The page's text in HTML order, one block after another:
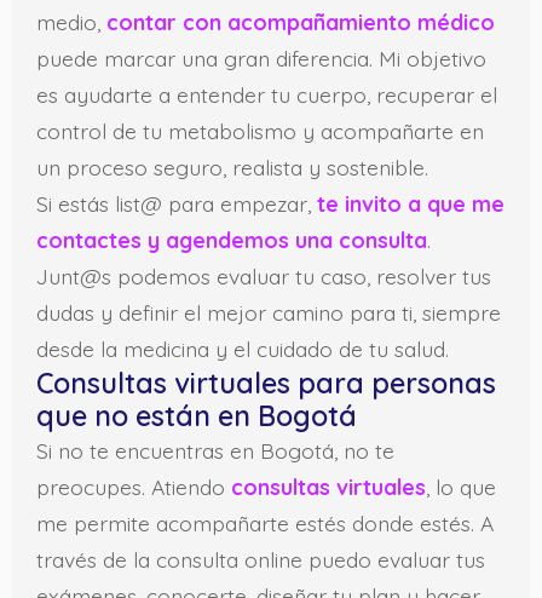
medio, contar con acompañamiento médico
puede marcar una gran diferencia. Mi objetivo
es ayudarte a entender tu cuerpo, recuperar el
control de tu metabolismo y acompañarte en
un proceso seguro, realista y sostenible.
Si estás list@ para empezar, te invito a que me
contactes y agendemos una consulta.
Junt@s podemos evaluar tu caso, resolver tus
dudas y definir el mejor camino para ti, siempre
desde la medicina y el cuidado de tu salud.
Consultas virtuales para personas
que no están en Bogotá
Si no te encuentras en Bogotá, no te
preocupes. Atiendo consultas virtuales , lo que
me permite acompañarte estés donde estés. A
través de la consulta online puedo evaluar tus